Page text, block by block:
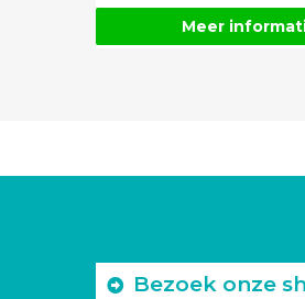
Meer
Bezoek onze